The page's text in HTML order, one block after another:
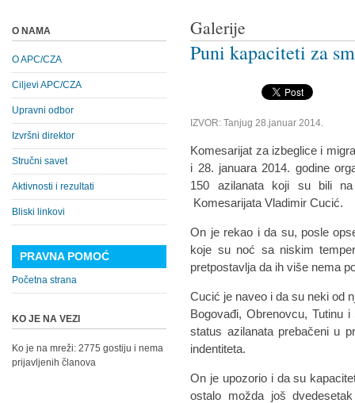
Galerije
Puni kapaciteti za
IZVOR: Tanjug 28.januar 2014.
Komesarijat za izbeglice i
i 28. januara 2014. godine
150 azilanata koji su bili
Komesarijata Vladimir Cucić.
On je rekao i da su, posle
koje su noć sa niskim
pretpostavlja da ih više nema
Cucić je naveo i da su neki od
Bogovađi, Obrenovcu, Tutinu
status azilanata prebačeni u
indentiteta.
On je upozorio i da su
ostalo možda još
O NAMA
O APC/CZA
Ciljevi APC/CZA
Upravni odbor
Izvršni direktor
Stručni savet
Aktivnosti i rezultati
Bliski linkovi
PRAVNA POMOĆ
Početna strana
KO JE NA VEZI
Ko je na mreži: 2775 gostiju i nema
prijavljenih članova